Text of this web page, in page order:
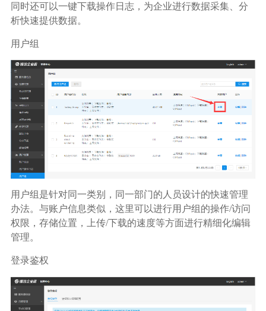
生产制造业
IT互联网行业
影视制作业
同时还可以一键下载操作日志，为企业进行数据采集、分
析快速提供数据。
用户组
用户组是针对同一类别，同一部门的人员设计的快速管理
办法。与账户信息类似，这里可以进行用户组的操作/访问
权限，存储位置，上传/下载的速度等方面进行精细化编辑
管理。
登录鉴权